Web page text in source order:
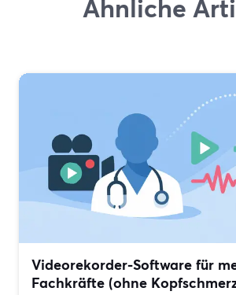
Ähnliche
Videorekorder-Software für
Fachkräfte (ohne